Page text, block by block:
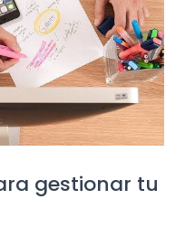
gestionar tu